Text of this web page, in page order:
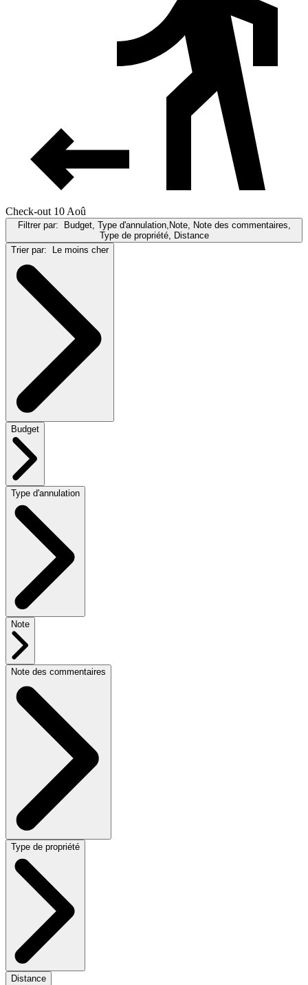
Check-out 10 Aoû
Filtrer par: Budget, Type d'annulation,Note, Note des commentaires,
Type de propriété, Distance
Trier par: Le moins cher
Budget
Type d'annulation
Note
Note des commentaires
Type de propriété
Distance